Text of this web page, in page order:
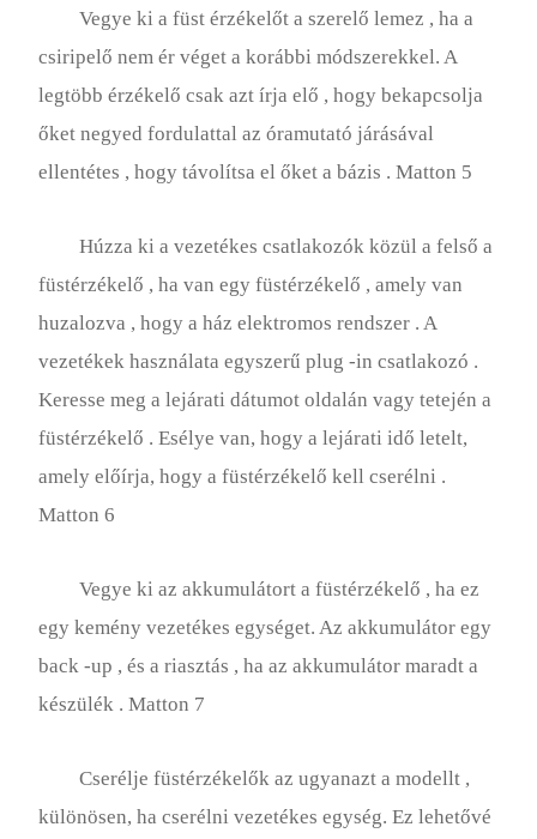
Vegye ki a füst érzékelőt a szerelő lemez , ha a
csiripelő nem ér véget a korábbi módszerekkel. A
legtöbb érzékelő csak azt írja elő , hogy bekapcsolja
őket negyed fordulattal az óramutató járásával
ellentétes , hogy távolítsa el őket a bázis . Matton 5
Húzza ki a vezetékes csatlakozók közül a felső a
füstérzékelő , ha van egy füstérzékelő , amely van
huzalozva , hogy a ház elektromos rendszer . A
vezetékek használata egyszerű plug -in csatlakozó .
Keresse meg a lejárati dátumot oldalán vagy tetején a
füstérzékelő . Esélye van, hogy a lejárati idő letelt,
amely előírja, hogy a füstérzékelő kell cserélni .
Matton 6
Vegye ki az akkumulátort a füstérzékelő , ha ez
egy kemény vezetékes egységet. Az akkumulátor egy
back -up , és a riasztás , ha az akkumulátor maradt a
készülék . Matton 7
Cserélje füstérzékelők az ugyanazt a modellt ,
különösen, ha cserélni vezetékes egység. Ez lehetővé